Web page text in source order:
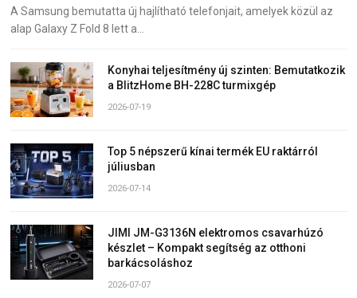
A Samsung bemutatta új hajlítható telefonjait, amelyek közül az
alap Galaxy Z Fold 8 lett a…
Konyhai teljesítmény új szinten: Bemutatkozik
a BlitzHome BH-228C turmixgép
2026-07-19
Top 5 népszerű kínai termék EU raktárról
júliusban
2026-07-14
JIMI JM-G3136N elektromos csavarhúzó
készlet – Kompakt segítség az otthoni
barkácsoláshoz
2026-07-07